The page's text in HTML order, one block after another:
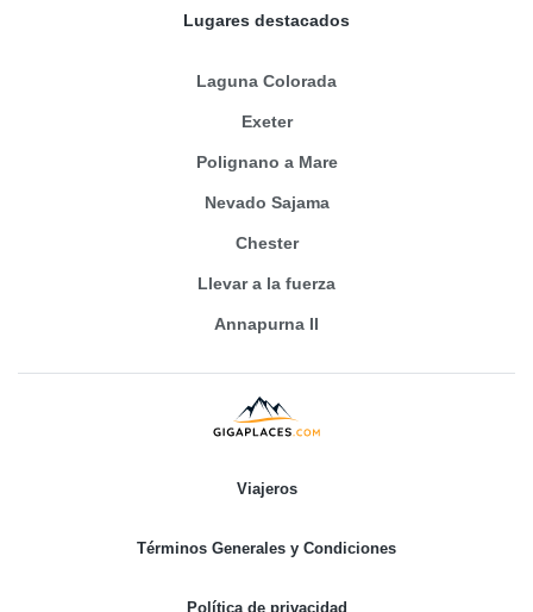
Lugares destacados
Laguna Colorada
Exeter
Polignano a Mare
Nevado Sajama
Chester
Llevar a la fuerza
Annapurna II
Viajeros
Términos Generales y Condiciones
Política de privacidad